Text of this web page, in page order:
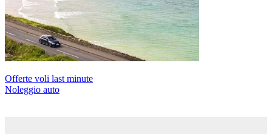
Offerte voli last minute
Noleggio auto